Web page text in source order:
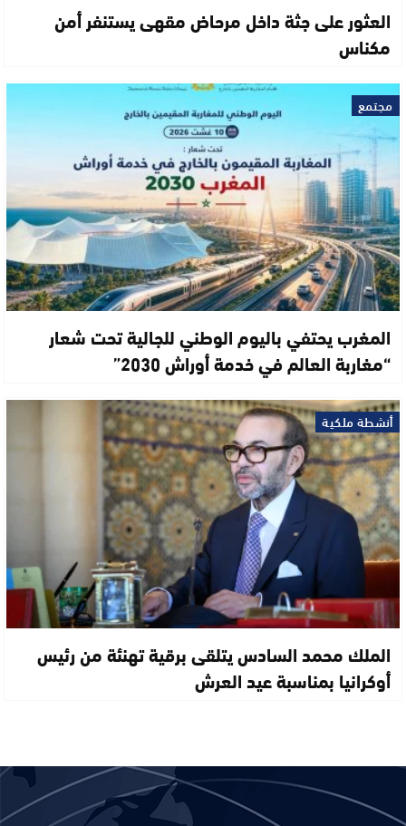
العثور على جثة داخل مرحاض مقهى يستنفر أمن
مكناس
مجتمع
المغرب يحتفي باليوم الوطني للجالية تحت شعار
“مغاربة العالم في خدمة أوراش 2030”
أنشطة ملكية
الملك محمد السادس يتلقى برقية تهنئة من رئيس
أوكرانيا بمناسبة عيد العرش